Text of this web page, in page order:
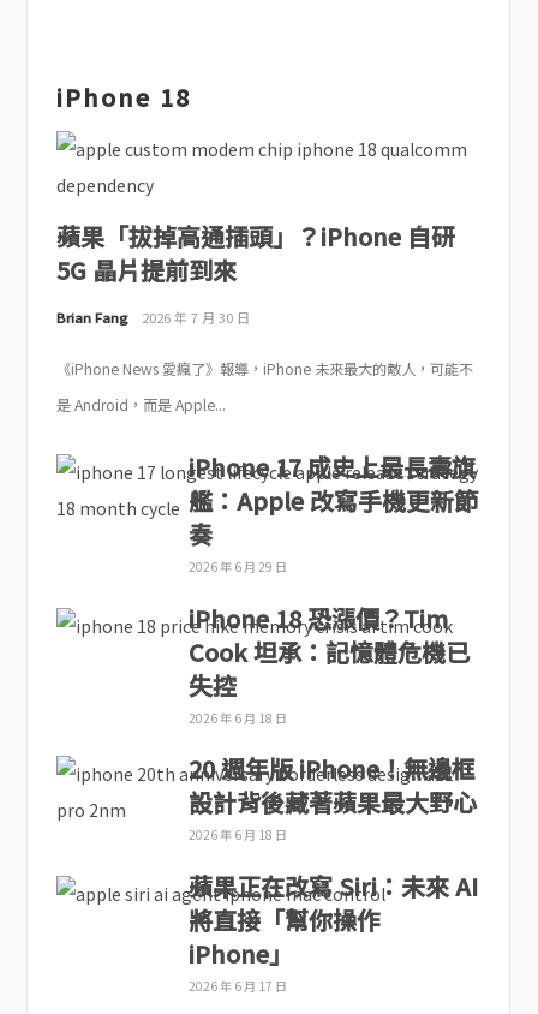
iPhone 18
蘋果「拔掉高通插頭」？iPhone 自研
5G 晶片提前到來
Brian Fang 2026 年 7 月 30 日
《iPhone News 愛瘋了》報導，iPhone 未來最大的敵人，可能不
是 Android，而是 Apple...
iPhone 17 成史上最長壽旗
艦：Apple 改寫手機更新節
奏
2026 年 6 月 29 日
iPhone 18 恐漲價？Tim
Cook 坦承：記憶體危機已
失控
2026 年 6 月 18 日
20 週年版 iPhone！無邊框
設計背後藏著蘋果最大野心
2026 年 6 月 18 日
蘋果正在改寫 Siri：未來 AI
將直接「幫你操作
iPhone」
2026 年 6 月 17 日